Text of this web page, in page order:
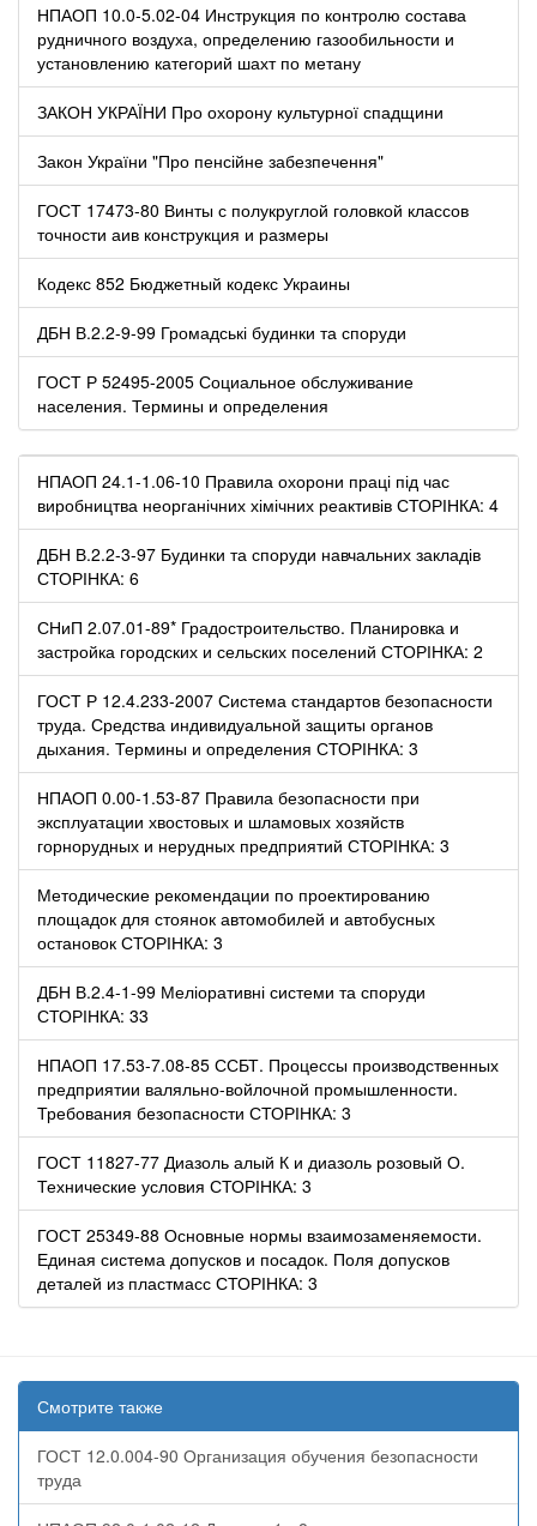
НПАОП 10.0-5.02-04 Инструкция по контролю состава
рудничного воздуха, определению газообильности и
установлению категорий шахт по метану
ЗАКОН УКРАЇНИ Про охорону культурної спадщини
Закон України "Про пенсійне забезпечення"
ГОСТ 17473-80 Винты с полукруглой головкой классов
точности аив конструкция и размеры
Кодекс 852 Бюджетный кодекс Украины
ДБН В.2.2-9-99 Громадські будинки та споруди
ГОСТ Р 52495-2005 Социальное обслуживание
населения. Термины и определения
НПАОП 24.1-1.06-10 Правила охорони праці під час
виробництва неорганічних хімічних реактивів СТОРІНКА: 4
ДБН В.2.2-3-97 Будинки та споруди навчальних закладів
СТОРІНКА: 6
СНиП 2.07.01-89* Градостроительство. Планировка и
застройка городских и сельских поселений СТОРІНКА: 2
ГОСТ Р 12.4.233-2007 Система стандартов безопасности
труда. Средства индивидуальной защиты органов
дыхания. Термины и определения СТОРІНКА: 3
НПАОП 0.00-1.53-87 Правила безопасности при
эксплуатации хвостовых и шламовых хозяйств
горнорудных и нерудных предприятий СТОРІНКА: 3
Методические рекомендации по проектированию
площадок для стоянок автомобилей и автобусных
остановок СТОРІНКА: 3
ДБН В.2.4-1-99 Меліоративні системи та споруди
СТОРІНКА: 33
НПАОП 17.53-7.08-85 ССБТ. Процессы производственных
предприятии валяльно-войлочной промышленности.
Требования безопасности СТОРІНКА: 3
ГОСТ 11827-77 Диазоль алый К и диазоль розовый О.
Технические условия СТОРІНКА: 3
ГОСТ 25349-88 Основные нормы взаимозаменяемости.
Единая система допусков и посадок. Поля допусков
деталей из пластмасс СТОРІНКА: 3
Смотрите также
ГОСТ 12.0.004-90 Организация обучения безопасности
труда